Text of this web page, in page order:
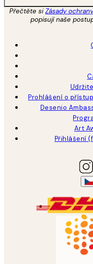
Přečtěte siZásady
popisují naše
Prohlášení o
Desenio
Art
Přihlášení